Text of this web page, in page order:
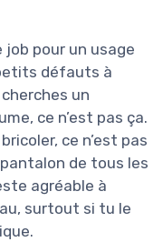
job pour un usage
défauts à
un
ce n’est pas ça.
ce n’est pas
de tous les
agréable à
surtout si tu le